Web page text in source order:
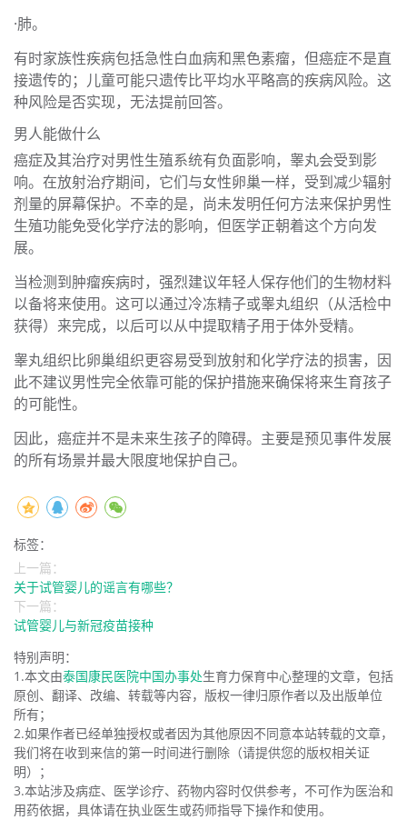
·肺。
有时家族性疾病包括急性白血病和黑色素瘤，但癌症不是直
接遗传的；儿童可能只遗传比平均水平略高的疾病风险。这
种风险是否实现，无法提前回答。
男人能做什么
癌症及其治疗对男性生殖系统有负面影响，睾丸会受到影
响。在放射治疗期间，它们与女性卵巢一样，受到减少辐射
剂量的屏幕保护。不幸的是，尚未发明任何方法来保护男性
生殖功能免受化学疗法的影响，但医学正朝着这个方向发
展。
当检测到肿瘤疾病时，强烈建议年轻人保存他们的生物材料
以备将来使用。这可以通过冷冻精子或睾丸组织（从活检中
获得）来完成，以后可以从中提取精子用于体外受精。
睾丸组织比卵巢组织更容易受到放射和化学疗法的损害，因
此不建议男性完全依靠可能的保护措施来确保将来生育孩子
的可能性。
因此，癌症并不是未来生孩子的障碍。主要是预见事件发展
的所有场景并最大限度地保护自己。
标签：
上一篇：
关于试管婴儿的谣言有哪些？
下一篇：
试管婴儿与新冠疫苗接种
特别声明：
1.本文由泰国康民医院中国办事处生育力保育中心整理的文章，包括
原创、翻译、改编、转载等内容，版权一律归原作者以及出版单位
所有；
2.如果作者已经单独授权或者因为其他原因不同意本站转载的文章，
我们将在收到来信的第一时间进行删除（请提供您的版权相关证
明）；
3.本站涉及病症、医学诊疗、药物内容时仅供参考，不可作为医治和
用药依据，具体请在执业医生或药师指导下操作和使用。